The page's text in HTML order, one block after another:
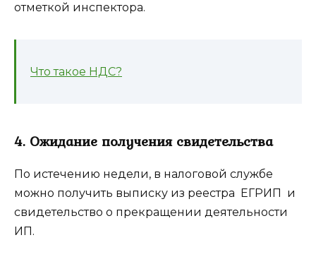
отметкой инспектора.
Что такое НДС?
4. Ожидание получения свидетельства
По истечению недели, в налоговой службе
можно получить выписку из реестра ЕГРИП и
свидетельство о прекращении деятельности
ИП.